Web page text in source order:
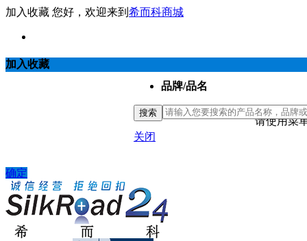
加入收藏 您好，欢迎来到 希而科商城
加入收藏
请使用菜
确定
品牌/品名
搜索
关闭